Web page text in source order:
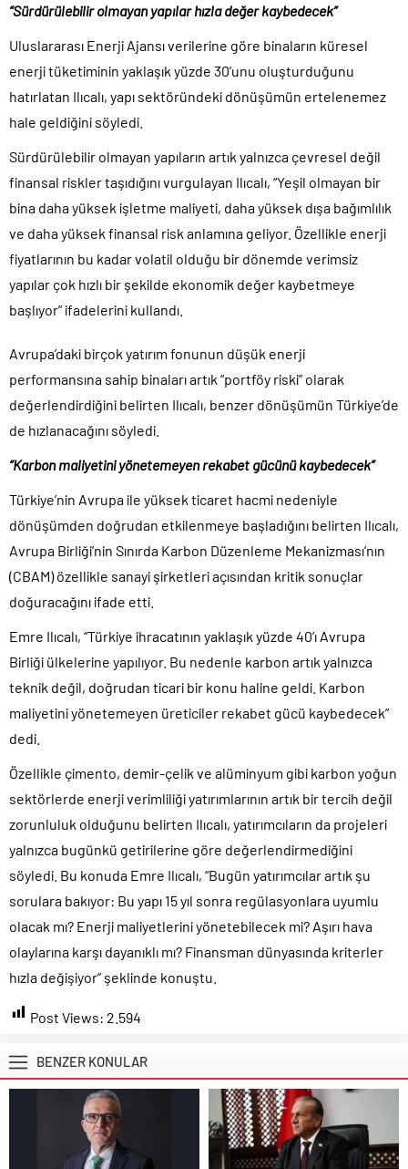
“Sürdürülebilir olmayan yapılar hızla değer kaybedecek”
Uluslararası Enerji Ajansı verilerine göre binaların küresel
enerji tüketiminin yaklaşık yüzde 30’unu oluşturduğunu
hatırlatan Ilıcalı, yapı sektöründeki dönüşümün ertelenemez
hale geldiğini söyledi.
Sürdürülebilir olmayan yapıların artık yalnızca çevresel değil
finansal riskler taşıdığını vurgulayan Ilıcalı, “Yeşil olmayan bir
bina daha yüksek işletme maliyeti, daha yüksek dışa bağımlılık
ve daha yüksek finansal risk anlamına geliyor. Özellikle enerji
fiyatlarının bu kadar volatil olduğu bir dönemde verimsiz
yapılar çok hızlı bir şekilde ekonomik değer kaybetmeye
başlıyor” ifadelerini kullandı.
Avrupa’daki birçok yatırım fonunun düşük enerji
performansına sahip binaları artık “portföy riski” olarak
değerlendirdiğini belirten Ilıcalı, benzer dönüşümün Türkiye’de
de hızlanacağını söyledi.
“Karbon maliyetini yönetemeyen rekabet gücünü kaybedecek”
Türkiye’nin Avrupa ile yüksek ticaret hacmi nedeniyle
dönüşümden doğrudan etkilenmeye başladığını belirten Ilıcalı,
Avrupa Birliği’nin Sınırda Karbon Düzenleme Mekanizması’nın
(CBAM) özellikle sanayi şirketleri açısından kritik sonuçlar
doğuracağını ifade etti.
Emre Ilıcalı, “Türkiye ihracatının yaklaşık yüzde 40’ı Avrupa
Birliği ülkelerine yapılıyor. Bu nedenle karbon artık yalnızca
teknik değil, doğrudan ticari bir konu haline geldi. Karbon
maliyetini yönetemeyen üreticiler rekabet gücü kaybedecek”
dedi.
Özellikle çimento, demir-çelik ve alüminyum gibi karbon yoğun
sektörlerde enerji verimliliği yatırımlarının artık bir tercih değil
zorunluluk olduğunu belirten Ilıcalı, yatırımcıların da projeleri
yalnızca bugünkü getirilerine göre değerlendirmediğini
söyledi. Bu konuda Emre Ilıcalı, “Bugün yatırımcılar artık şu
sorulara bakıyor: Bu yapı 15 yıl sonra regülasyonlara uyumlu
olacak mı? Enerji maliyetlerini yönetebilecek mi? Aşırı hava
olaylarına karşı dayanıklı mı? Finansman dünyasında kriterler
hızla değişiyor” şeklinde konuştu.
Post Views: 2.594
BENZER KONULAR